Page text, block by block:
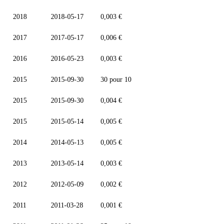
2018 2018-05-17 0,003 €
2017 2017-05-17 0,006 €
2016 2016-05-23 0,003 €
2015 2015-09-30 30 pour 10
2015 2015-09-30 0,004 €
2015 2015-05-14 0,005 €
2014 2014-05-13 0,005 €
2013 2013-05-14 0,003 €
2012 2012-05-09 0,002 €
2011 2011-03-28 0,001 €